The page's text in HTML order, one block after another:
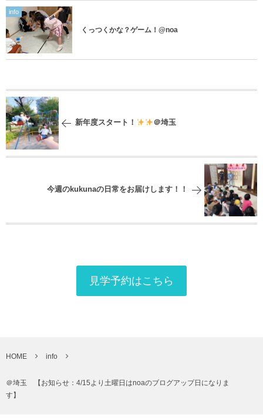
info
くっつくかな？ゲーム！@noa
新年度スタート！ ＠埼玉
今週のkukunaの日常をお届けします！！
見学予約はこちら
HOME info
＠埼玉 【お知らせ：4/15より土曜日はnoaのブログアップ日になりま
す】